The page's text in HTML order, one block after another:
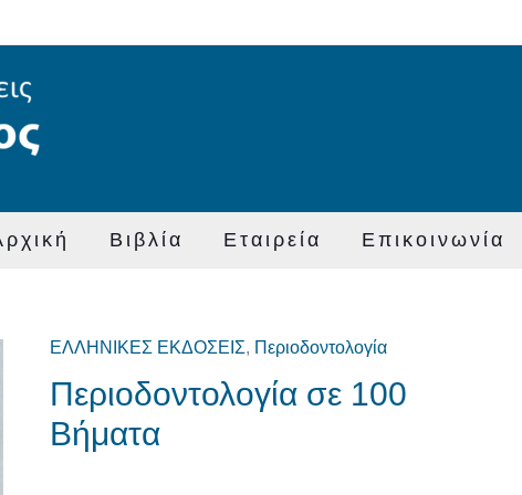
Βιβλία Εταιρεία Επικοινωνία
ΕΛΛΗΝΙΚΕΣ ΕΚΔΟΣΕΙΣ, Περιοδοντολογία
Περιοδοντολογία σε 100
Βήματα
Original
price
€45,00.
Η
τρέχουσα